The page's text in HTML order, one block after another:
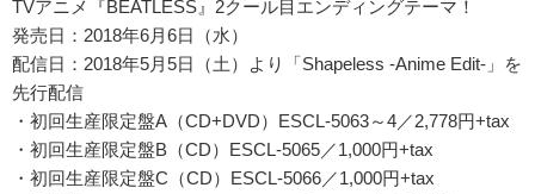
TVアニメ『BEATLESS』2クール目エンディングテーマ！
発売日：2018年6月6日（水）
配信日：2018年5月5日（土）より「Shapeless -Anime Edit-」を
先行配信
・初回生産限定盤A（CD+DVD）ESCL-5063～4／2,778円+tax
・初回生産限定盤B（CD）ESCL-5065／1,000円+tax
・初回生産限定盤C（CD）ESCL-5066／1,000円+tax